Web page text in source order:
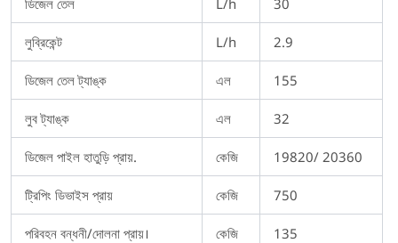
লুব্রিকেন্ট L/h 2.9
ডিজেল তেল ট্যাঙ্ক এল 155
লুব ট্যাঙ্ক এল 32
ডিজেল পাইল হাতুড়ি প্রায়. কেজি 19820/ 20360
ট্রিপিং ডিভাইস প্রায় কেজি 750
পরিবহন বন্ধনী/দোলনা প্রায়। কেজি 135